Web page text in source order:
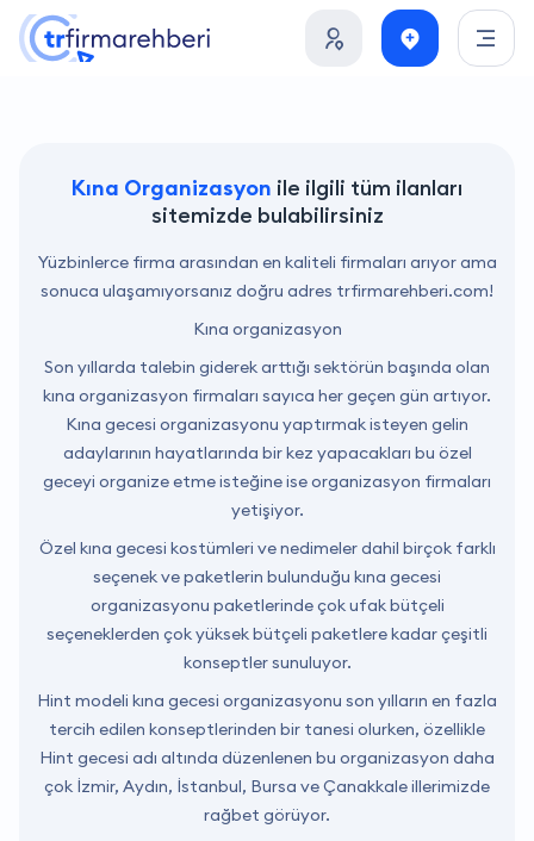
Kına Organizasyon ile ilgili tüm ilanları
sitemizde bulabilirsiniz
Yüzbinlerce firma arasından en kaliteli firmaları arıyor ama
sonuca ulaşamıyorsanız doğru adres trfirmarehberi.com!
Kına organizasyon
Son yıllarda talebin giderek arttığı sektörün başında olan
kına organizasyon firmaları sayıca her geçen gün artıyor.
Kına gecesi organizasyonu yaptırmak isteyen gelin
adaylarının hayatlarında bir kez yapacakları bu özel
geceyi organize etme isteğine ise organizasyon firmaları
yetişiyor.
Özel kına gecesi kostümleri ve nedimeler dahil birçok farklı
seçenek ve paketlerin bulunduğu kına gecesi
organizasyonu paketlerinde çok ufak bütçeli
seçeneklerden çok yüksek bütçeli paketlere kadar çeşitli
konseptler sunuluyor.
Hint modeli kına gecesi organizasyonu son yılların en fazla
tercih edilen konseptlerinden bir tanesi olurken, özellikle
Hint gecesi adı altında düzenlenen bu organizasyon daha
çok İzmir, Aydın, İstanbul, Bursa ve Çanakkale illerimizde
rağbet görüyor.